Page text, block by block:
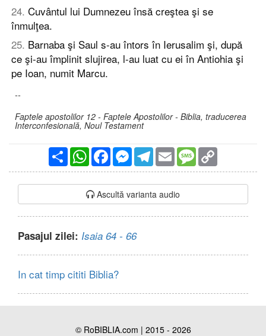
24. Cuvântul lui Dumnezeu însă creştea şi se
înmulţea.
25. Barnaba şi Saul s-au întors în Ierusalim şi, după
ce şi-au împlinit slujirea, l-au luat cu ei în Antiohia şi
pe Ioan, numit Marcu.
--
Faptele apostolilor 12 - Faptele Apostolilor - Biblia, traducerea
Interconfesională, Noul Testament
PartajareWhatsAppFacebookMessengerTelegram
Email Message
Ascultă varianta audio
Pasajul zilei: Isaia 64 - 66
In cat timp cititi Biblia?
© RoBIBLIA.com | 2015 - 2026